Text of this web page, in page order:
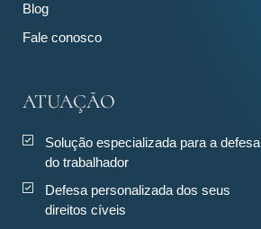
Blog
Fale conosco
ATUAÇÃO
Solução especializada para a defesa
do trabalhador
Defesa personalizada dos seus
direitos cíveis